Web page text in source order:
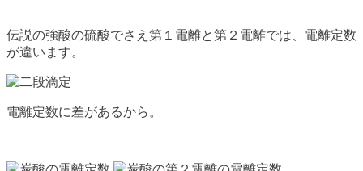
伝説の強酸の硫酸でさえ第１電離と第２電離では、電離定数
が違います。
電離定数に差があるから。